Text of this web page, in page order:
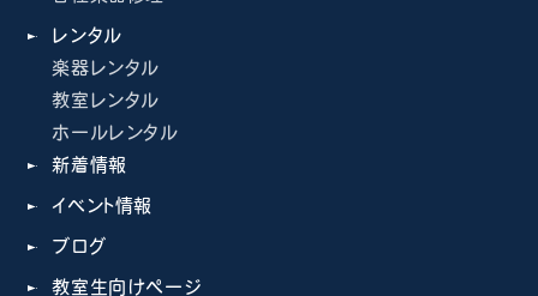
レンタル
楽器レンタル
教室レンタル
ホールレンタル
新着情報
イベント情報
ブログ
教室生向けページ